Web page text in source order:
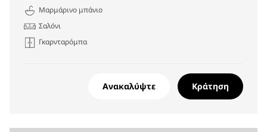
Μαρμάρινο μπάνιο
Σαλόνι
Γκαρνταρόμπα
Ανακαλύψτε Κράτηση